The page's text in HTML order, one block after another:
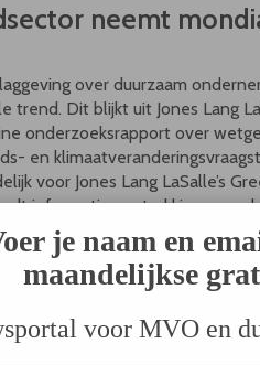
neemt
over duurzaam
Dit blijkt uit Jones Lang
onderzoeksrapport over
en
voor Jones Lang LaSalle’s
informatieverstrekking over
de prestaties op gebied
als het Global
duurzaam ondernemen
We zien dat dit leidt tot een
betere verslaggeving hierover."
je naam en
maandelijkse
voor MVO en